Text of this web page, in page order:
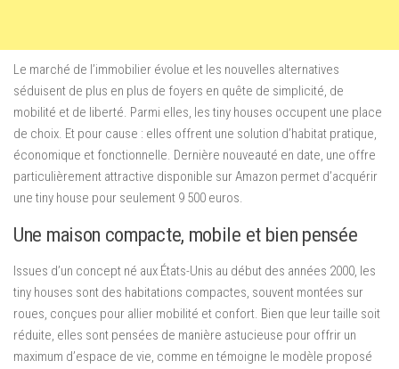
Le marché de l’immobilier évolue et les nouvelles alternatives
séduisent de plus en plus de foyers en quête de simplicité, de
mobilité et de liberté. Parmi elles, les tiny houses occupent une place
de choix. Et pour cause : elles offrent une solution d’habitat pratique,
économique et fonctionnelle. Dernière nouveauté en date, une offre
particulièrement attractive disponible sur Amazon permet d’acquérir
une tiny house pour seulement 9 500 euros.
Une maison compacte, mobile et bien pensée
Issues d’un concept né aux États-Unis au début des années 2000, les
tiny houses sont des habitations compactes, souvent montées sur
roues, conçues pour allier mobilité et confort. Bien que leur taille soit
réduite, elles sont pensées de manière astucieuse pour offrir un
maximum d’espace de vie, comme en témoigne le modèle proposé